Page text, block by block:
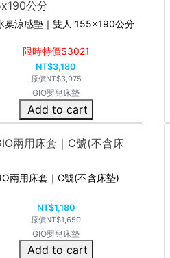
巢涼感墊｜雙人 155x190公分
限時特價$3021
NT$3,180
原價NT$3,975
GIO嬰兒床墊
Add to cart
兩用床套｜C號(不含床墊)
NT$1,180
原價NT$1,650
GIO嬰兒床墊
Add to cart